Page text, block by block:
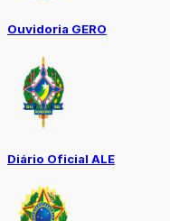
Ouvidoria GERO
Diário Oficial ALE